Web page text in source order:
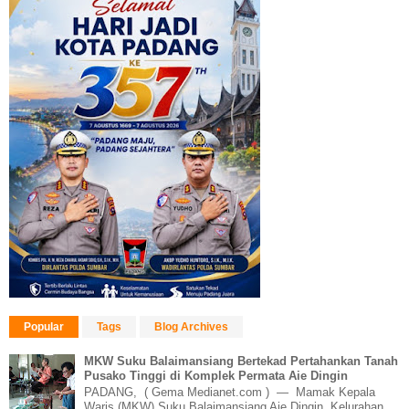
Popular Tags Blog Archives
MKW Suku Balaimansiang Bertekad Pertahankan Tanah
Pusako Tinggi di Komplek Permata Aie Dingin
PADANG, ( Gema Medianet.com ) — Mamak Kepala